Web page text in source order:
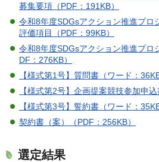
募集要項（PDF：191KB）
令和8年度SDGsアクション推進プロ
評価項目（PDF：99KB）
令和8年度SDGsアクション推進プロ
DF：276KB）
【様式第1号】質問書（ワード：36KB
【様式第2号】企画提案競技参加申込
【様式第3号】誓約書（ワード：35KB
契約書（案）（PDF：256KB）
選定結果